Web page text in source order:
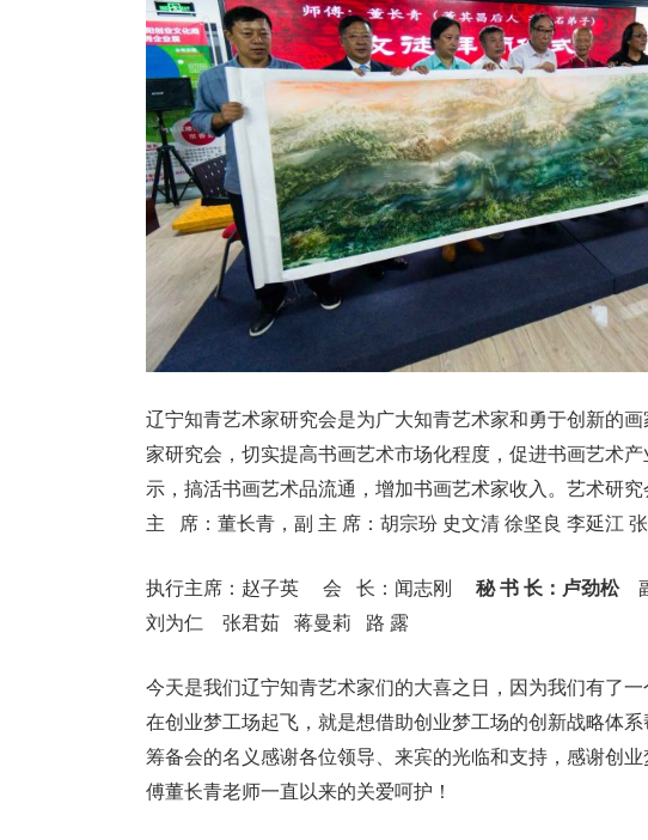
辽宁知青艺术家研究会是为广大知青艺术家和勇于创新的
家研究会，切实提高书画艺术市场化程度，促进书画艺术
示，搞活书画艺术品流通，增加书画艺术家收入。艺术研
主 席：董长青，副 主 席：胡宗玢 史文清 徐坚良 李延江
执行主席：赵子英 会 长：闻志刚 秘 书 长：卢劲松副
刘为仁 张君茹 蒋曼莉 路 露
今天是我们辽宁知青艺术家们的大喜之日，因为我们有了
在创业梦工场起飞，就是想借助创业梦工场的创新战略体
筹备会的名义感谢各位领导、来宾的光临和支持，感谢创
傅董长青老师一直以来的关爱呵护！